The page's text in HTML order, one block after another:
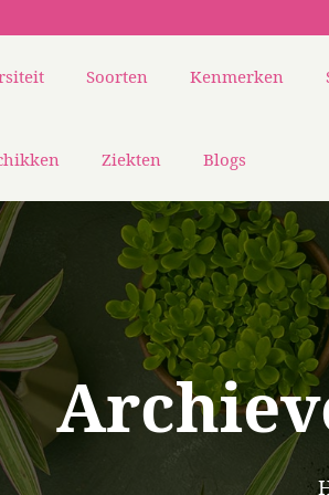
Soorten Kenmerken
Ziekten Blogs